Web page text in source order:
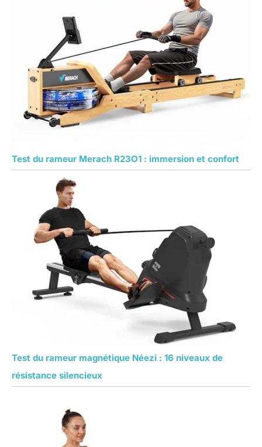
Test du rameur Merach R23O1 : immersion et confort
Test du rameur magnétique Néezi : 16 niveaux de
résistance silencieux